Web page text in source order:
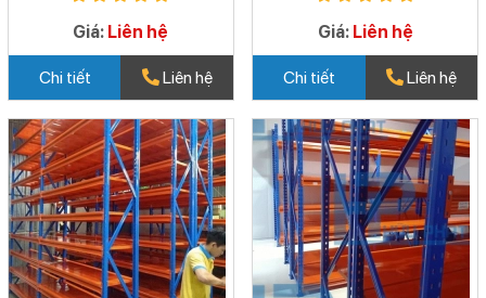
Giá: Liên hệ
Chi tiết Liên hệ
Giá: Liên hệ
Chi tiết Liên hệ